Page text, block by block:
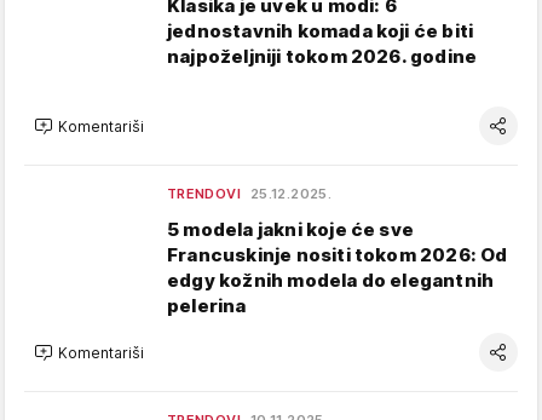
Klasika je uvek u modi: 6
jednostavnih komada koji će biti
najpoželjniji tokom 2026. godine
Komentariši
TRENDOVI 25.12.2025.
5 modela jakni koje će sve
Francuskinje nositi tokom 2026: Od
edgy kožnih modela do elegantnih
pelerina
Komentariši